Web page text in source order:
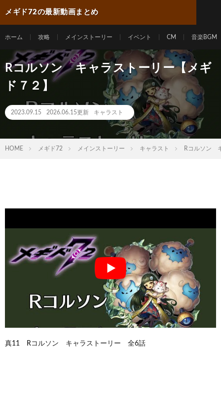
メギド72の最新動画まとめ
ホーム 攻略 メインストーリー イベント CM 音楽BGM
Rコルソン キャラストーリー【メギ
ド７２】
2023.09.15 2026.06.15更新 キャラスト
HOME メギド72 メインストーリー キャラスト Rコルソン
真11 Rコルソン キャラストーリー 全6話